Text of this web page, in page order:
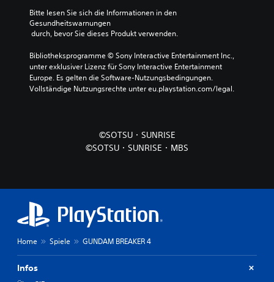
Bitte lesen Sie sich die Informationen in den
Gesundheitswarnungen
durch, bevor Sie dieses Produkt verwenden.
Bibliotheksprogramme © Sony Interactive Entertainment Inc.,
unter exklusiver Lizenz für Sony Interactive Entertainment
Europe. Es gelten die Software-Nutzungsbedingungen.
Vollständige Nutzungsrechte unter eu.playstation.com/legal.
©SOTSU・SUNRISE
©SOTSU・SUNRISE・MBS
Home Spiele GUNDAM BREAKER 4
Infos